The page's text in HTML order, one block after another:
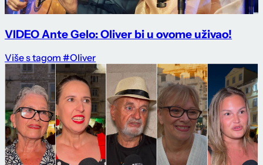
VIDEO Ante Gelo: Oliver bi u ovome uživao!
Više s tagom #Oliver